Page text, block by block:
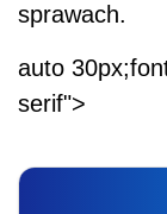
sprawach.
auto
serif">